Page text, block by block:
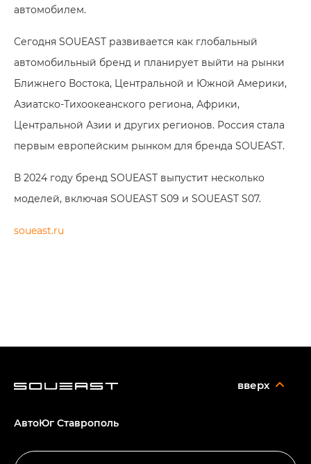
автомобилем.
Сегодня SOUEAST развивается как глобальный
автомобильный бренд и планирует выйти на рынки
Ближнего Востока, Центральной и Южной Америки,
Азиатско-Тихоокеанского региона, Африки,
Центральной Азии и других регионов. Россия стала
первым европейским рынком для бренда SOUEAST.
В 2024 году бренд SOUEAST выпустит несколько
моделей, включая SOUEAST S09 и SOUEAST S07.
soueast.ru
вверх
АвтоЮг Ставрополь